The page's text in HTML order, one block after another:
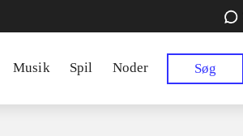
Musik Spil Noder Søg